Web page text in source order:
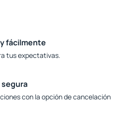
fácilmente
tus expectativas.
segura
con la opción de cancelación